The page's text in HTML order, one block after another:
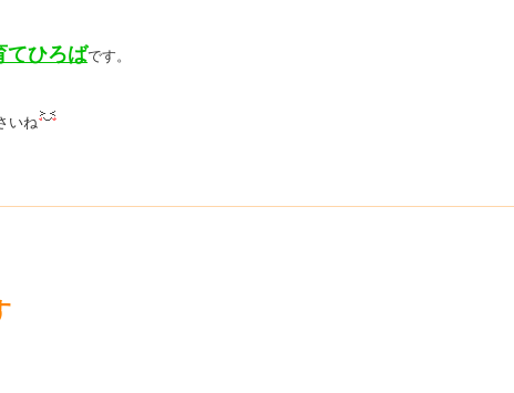
てひろばです。
いね